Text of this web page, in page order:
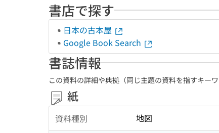
書店で探す
日本の古本屋
Google Book Search
書誌情報
この資料の詳細や典拠（同じ主題の資料を指すキー
紙
資料種別 地図